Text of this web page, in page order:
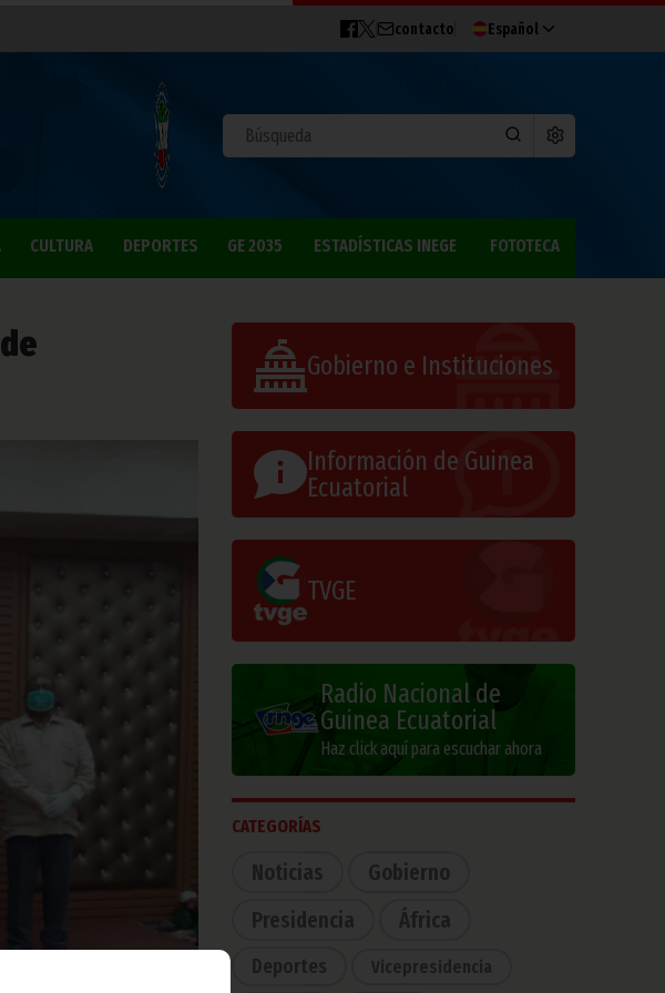
contacto Español
CULTURA DEPORTES GE 2035 ESTADÍSTICAS INEGE FOTOTECA
Gobierno e Instituciones
Información de Guinea
Ecuatorial
TVGE
Radio Nacional de
Guinea Ecuatorial
Haz click aquí para escuchar ahora
CATEGORÍAS
Noticias
Gobierno
Presidencia
África
Deportes Vicepresidencia